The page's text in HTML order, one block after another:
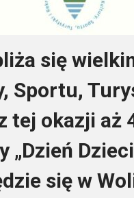
się
Sportu,
tej okazji aż
„Dzień
się w